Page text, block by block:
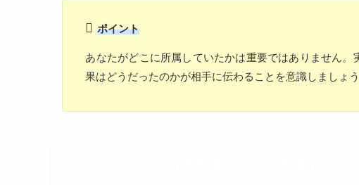
ポイント
あなたがどこに所属していたかは重要ではありません
果はどうだったのかが相手に伝わることを意識しましょう